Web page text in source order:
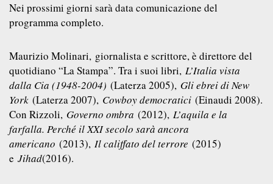
Nei prossimi giorni sarà data comunicazione del
programma completo.
Maurizio Molinari, giornalista e scrittore, è direttore del
quotidiano “La Stampa”. Tra i suoi libri, L’Italia vista
dalla Cia (1948-2004) (Laterza 2005), Gli ebrei di New
York (Laterza 2007), Cowboy democratici (Einaudi 2008).
Con Rizzoli, Governo ombra (2012), L’aquila e la
farfalla. Perché il XXI secolo sarà ancora
americano (2013), Il califfato del terrore (2015)
e Jihad(2016).